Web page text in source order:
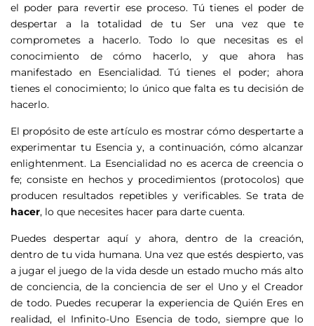
el poder para revertir ese proceso. Tú tienes el poder de
despertar a la totalidad de tu Ser una vez que te
comprometes a hacerlo. Todo lo que necesitas es el
conocimiento de cómo hacerlo, y que ahora has
manifestado en Esencialidad. Tú tienes el poder; ahora
tienes el conocimiento; lo único que falta es tu decisión de
hacerlo.
El propósito de este artículo es mostrar cómo despertarte a
experimentar tu Esencia y, a continuación, cómo alcanzar
enlightenment. La Esencialidad no es acerca de creencia o
fe; consiste en hechos y procedimientos (protocolos) que
producen resultados repetibles y verificables. Se trata de
hacer, lo que necesites hacer para darte cuenta.
Puedes despertar aquí y ahora, dentro de la creación,
dentro de tu vida humana. Una vez que estés despierto, vas
a jugar el juego de la vida desde un estado mucho más alto
de conciencia, de la conciencia de ser el Uno y el Creador
de todo. Puedes recuperar la experiencia de Quién Eres en
realidad, el Infinito-Uno Esencia de todo, siempre que lo